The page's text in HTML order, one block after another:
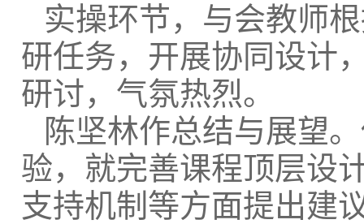
实操环节，与会教师
研任务，开展协同设计
研讨，气氛热烈。
陈坚林作总结与展望
验，就完善课程顶层设
支持机制等方面提出建